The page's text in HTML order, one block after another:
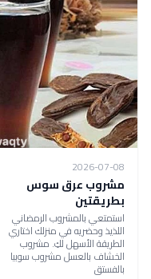
2026-07-08
مشروب عرق سوس
بطريقتين
استمتعي بالمشروب الرمضاني
اللذيذ وحضريه في منزلك اختاري
الطريقة الأسهل لكِ. مشروب
الخشاف بالعسل مشروب سوبيا
بالفستق